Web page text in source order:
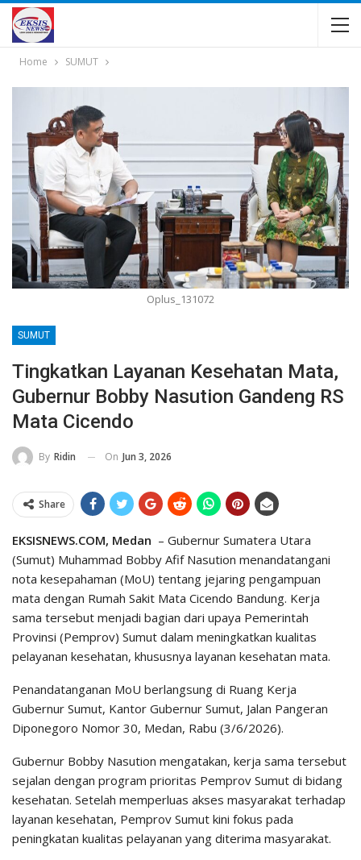
Home SUMUT
Oplus_131072
SUMUT
Tingkatkan Layanan Kesehatan Mata,
Gubernur Bobby Nasution Gandeng RS
Mata Cicendo
By Ridin On Jun 3, 2026
Share
EKSISNEWS.COM, Medan – Gubernur Sumatera Utara
(Sumut) Muhammad Bobby Afif Nasution menandatangani
nota kesepahaman (MoU) tentang jejaring pengampuan
mata dengan Rumah Sakit Mata Cicendo Bandung. Kerja
sama tersebut menjadi bagian dari upaya Pemerintah
Provinsi (Pemprov) Sumut dalam meningkatkan kualitas
pelayanan kesehatan, khususnya layanan kesehatan mata.
Penandatanganan MoU berlangsung di Ruang Kerja
Gubernur Sumut, Kantor Gubernur Sumut, Jalan Pangeran
Diponegoro Nomor 30, Medan, Rabu (3/6/2026).
Gubernur Bobby Nasution mengatakan, kerja sama tersebut
sejalan dengan program prioritas Pemprov Sumut di bidang
kesehatan. Setelah memperluas akses masyarakat terhadap
layanan kesehatan, Pemprov Sumut kini fokus pada
peningkatan kualitas pelayanan yang diterima masyarakat.